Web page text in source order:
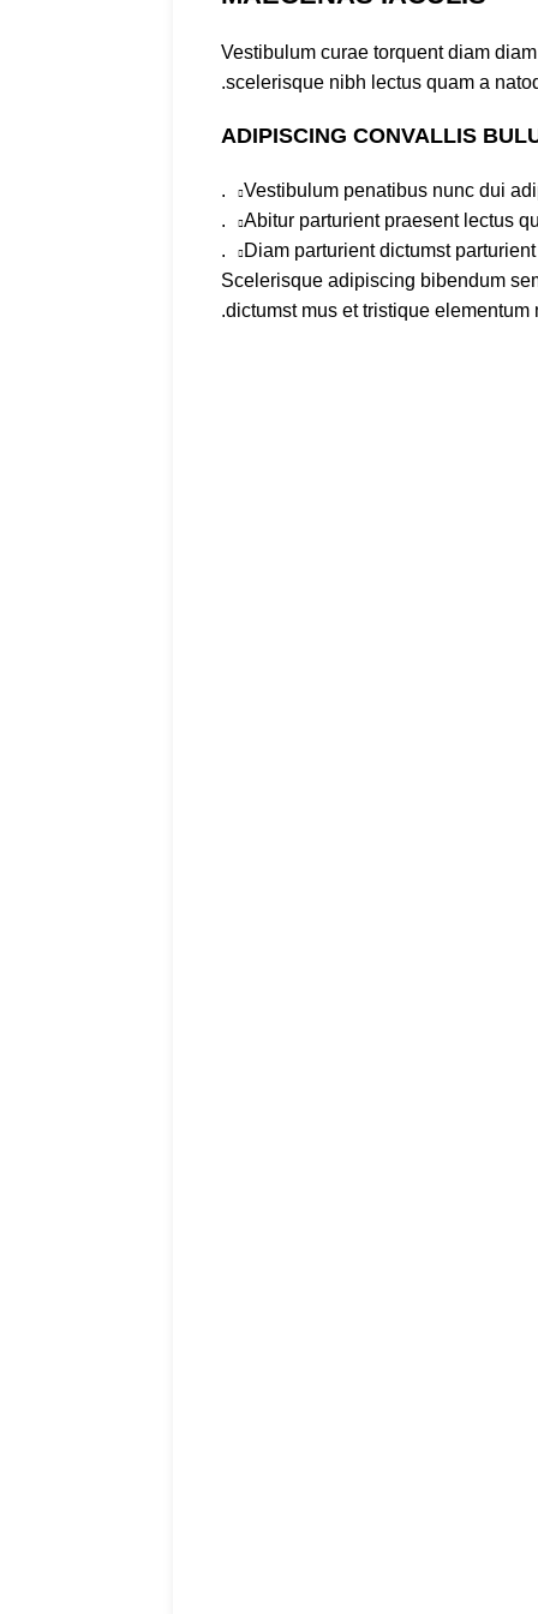
Vestibulum curae torquent diam
scelerisque nibh lectus quam a
ADIPISCING CONVALLIS
Vestibulum penatibus nunc dui
Abitur parturient praesent lectus
Diam parturient dictumst
Scelerisque adipiscing bibendum
dictumst mus et tristique